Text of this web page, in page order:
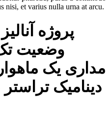
nisi, et varius nulla urna at arcu.
پروژه
وضعیت
مداری یک
دینامیک تراستر